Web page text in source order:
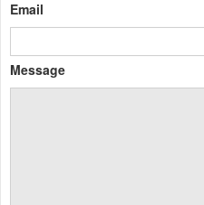
Email
Message